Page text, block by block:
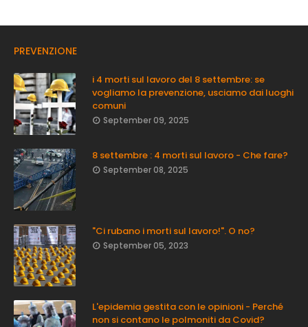
PREVENZIONE
i 4 morti sul lavoro del 8 settembre: se
vogliamo la prevenzione, usciamo dai luoghi
comuni
September 09, 2025
8 settembre : 4 morti sul lavoro - Che fare?
September 08, 2025
"Ci rubano i morti sul lavoro!". O no?
September 05, 2023
L'epidemia gestita con le opinioni - Perché
non si contano le polmoniti da Covid?